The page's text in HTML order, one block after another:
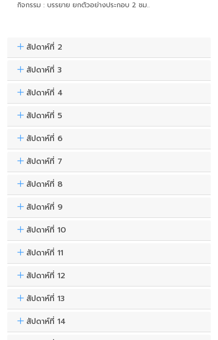
กิจกรรม : บรรยาย ยกตัวอย่างประกอบ 2 ชม..
สัปดาห์ที่ 2
สัปดาห์ที่ 3
สัปดาห์ที่ 4
สัปดาห์ที่ 5
สัปดาห์ที่ 6
สัปดาห์ที่ 7
สัปดาห์ที่ 8
สัปดาห์ที่ 9
สัปดาห์ที่ 10
สัปดาห์ที่ 11
สัปดาห์ที่ 12
สัปดาห์ที่ 13
สัปดาห์ที่ 14